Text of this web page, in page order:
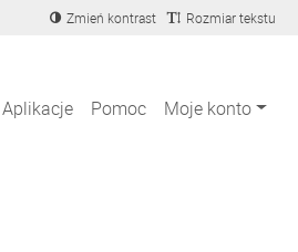
Zmień kontrast Rozmiar tekstu
Aplikacje Pomoc Moje konto